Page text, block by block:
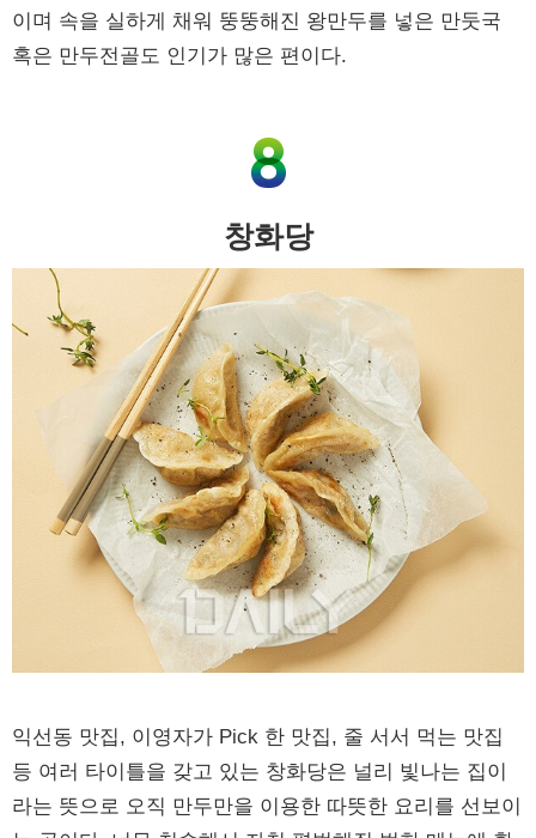
이며 속을 실하게 채워 뚱뚱해진 왕만두를 넣은 만둣국
혹은 만두전골도 인기가 많은 편이다.
창화당
익선동 맛집, 이영자가 Pick 한 맛집, 줄 서서 먹는 맛집
등 여러 타이틀을 갖고 있는 창화당은 널리 빛나는 집이
라는 뜻으로 오직 만두만을 이용한 따뜻한 요리를 선보이